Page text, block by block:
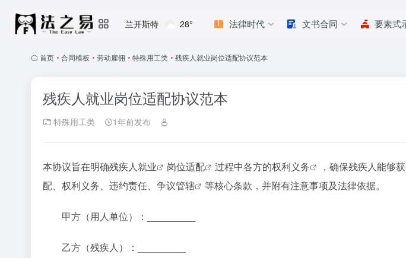
兰开斯特 28° 法律时代 文书合同 要素式
首页 • 合同模板 • 劳动雇佣 • 特殊用工类 • 残疾人就业岗位适配协议范本
残疾人就业岗位适配协议范本
特殊用工类 1年前发布
本协议旨在明确残疾人就业 岗位适配 过程中各方的权利义务
，确保残疾人能够
配、权利义务、违约责任、 争议管辖 等核心条款，并附有注意事项及法律依据。
甲方（用人单位）：_________
乙方（残疾人）：_________